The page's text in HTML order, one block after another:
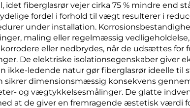
fiberglasrør vejer cirka 75 % mindre end
fordel i forhold til vægt resulterer i
under installation.
maling eller regelmæssig
eller nedbrydes, når de udsættes for
De elektriske isolationsegenskaber giver
ikke-ledende natur gør fiberglasrør ideelle til
dimensionsmæssig konsekvens
og vægtykkelsesmålinger. De glatte
at de giver en fremragende æstetisk værdi